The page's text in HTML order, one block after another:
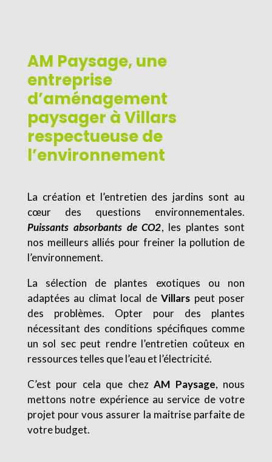
AM Paysage, une
entreprise
d’aménagement
paysager à Villars
respectueuse de
l’environnement
La création et l’entretien des jardins sont au
cœur des questions environnementales.
Puissants absorbants de CO2, les plantes sont
nos meilleurs alliés pour freiner la pollution de
l’environnement.
La sélection de plantes exotiques ou non
adaptées au climat local deVillars peut poser
des problèmes. Opter pour des plantes
nécessitant des conditions spécifiques comme
un sol sec peut rendre l’entretien coûteux en
ressources telles que l’eau et l’électricité.
C’est pour cela que chezAM Paysage, nous
mettons notre expérience au service de votre
projet pour vous assurer la maitrise parfaite de
votre budget.